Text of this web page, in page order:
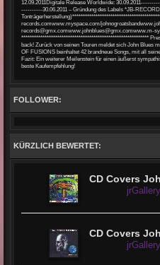
12.09.2011Digitale Release Worldwide:
----------30.06.2011 – Gründung des Labels *JB-
records.comwww.myspace.com/
records@gmx.comwww.johnblues@gmx.comwww.m-
************************************************************
back! Zurück von seinen Touren meldet sich John Blues
OF FUSIONS beinhaltet 42 brandneue Songs, mit all
Fazit: Ein weiterer Meilenstein für einen äußerst
beste Kaufempfehlung!
FOLLOWER:
KÜRZLICH BEWERTET:
CD Covers
CD Covers